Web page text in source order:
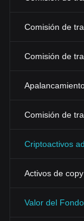
Comisión de
Comisión de
Comisión de
Criptoactivos
Activos de
Valor del